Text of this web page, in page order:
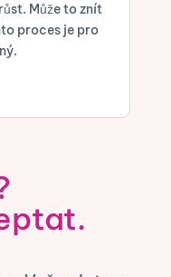
Může to znít
proces je pro